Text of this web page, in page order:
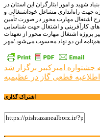
شهید و امور ایثارگران این استان در
جهت راه‌اندازی مشاغل خوداشتغالی و
اشتغال مهارت محور در صورت تأمین
کارآفرینی و اشتغال جهت شناسایی
پروژه اشتغال مهارت محور از تعهدات
این دو نهاد محسوب می‌شود./مهر
راهبری
نوشته
جشنواره امیرکبیر برگزار شد
اطلاعیه قطعی گاز در عظیمیه
اشتراک گذاری